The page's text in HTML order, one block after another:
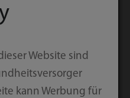
above, I have read and
Mindray's
Website sind
kann Werbung für